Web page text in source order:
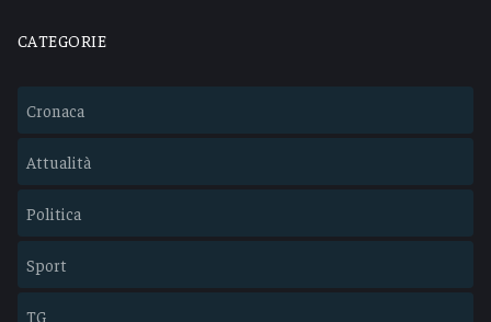
CATEGORIE
Cronaca
Attualità
Politica
Sport
TG